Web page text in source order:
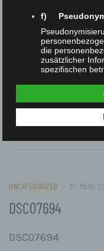
UNCATEGORIZED / 21. MÄRZ
DSC07680
UNCATEGORIZED 21. MÄRZ
DSC07694
DSC07694
f)
die
zusätzlicher
spezifischen
gewährleisten,
nicht einer
natürlichen
Verantwortlicher
Person,
allein oder
und Mittel der
der